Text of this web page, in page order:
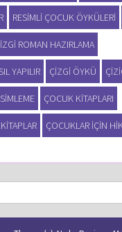
RESIMLI ÇOCUK ÖYKÜLERI
ROMAN HAZIRLAMA
YAPILIR ÇIZGI ÖYKÜ
ÇOCUK KITAPLARI
ÇOCUKLAR IÇIN